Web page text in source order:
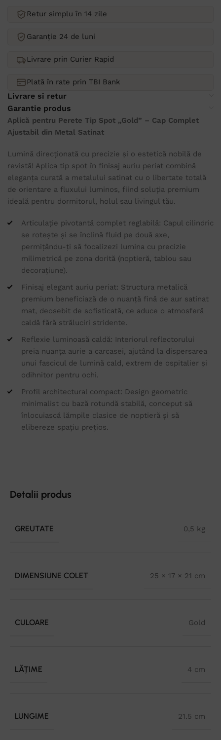
Retur simplu în 14 zile
Garanție 24 de luni
Livrare prin Curier Rapid
Plată în rate prin TBI Bank
Livrare si retur
Garantie produs
Aplică pentru Perete Tip Spot „Gold” – Cap Complet
Ajustabil din Metal Satinat
Lumină direcționată cu precizie și o estetică nobilă de
revistă! Aplica tip spot în finisaj auriu periat combină
eleganța curată a metalului satinat cu o libertate totală
de orientare a fluxului luminos, fiind soluția premium
ideală pentru dormitorul, holul sau livingul tău.
Articulație pivotantă complet reglabilă: Capul cilindric
se rotește și se înclină fluid pe două axe,
permițându-ți să focalizezi lumina cu precizie
milimetrică pe zona dorită (noptieră, tablou sau
decorațiune).
Finisaj elegant auriu periat: Structura metalică
premium beneficiază de o nuanță fină de aur satinat
mat, deosebit de sofisticată, ce aduce o atmosferă
caldă fără străluciri stridente.
Reflexie luminoasă caldă: Interiorul reflectorului
preia nuanța aurie a carcasei, ajutând la dispersarea
unui fascicul de lumină cald, extrem de ospitalier și
odihnitor pentru ochi.
Profil architectural compact: Design geometric
minimalist cu bază rotundă stabilă, conceput să
înlocuiască lămpile clasice de noptieră și să
elibereze spațiu prețios.
Detalii produs
GREUTATE 0,5 kg
DIMENSIUNE COLET 25 × 17 × 21 cm
CULOARE Gold
LĂȚIME 4 cm
LUNGIME 21.5 cm